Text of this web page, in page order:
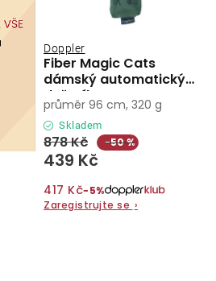
Fiber Magic Cats
dámský automatický
deštník
Doppler
Skladem
439 Kč
878 Kč −50 %
417 Kč−5%
Zaregistrujte se ›
průměr 96 cm, 320 g